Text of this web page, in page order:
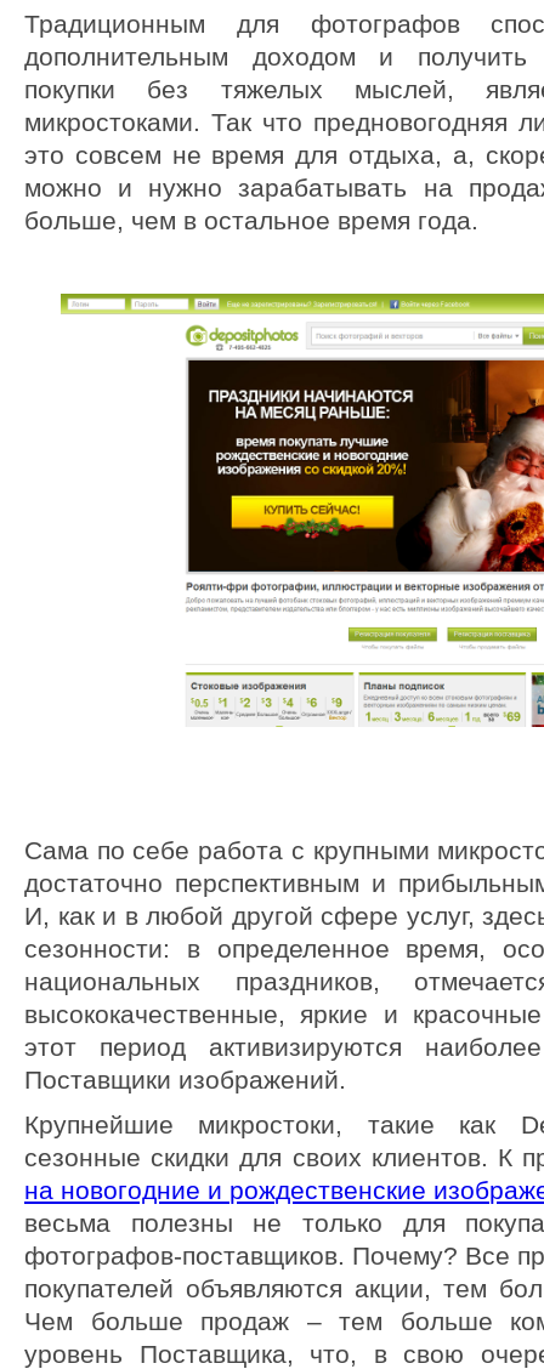
Традиционным для фотографов
дополнительным доходом и получить
покупки без тяжелых мыслей,
микростоками. Так что предновогодняя
это совсем не время для отдыха, а,
можно и нужно зарабатывать на
больше, чем в остальное время года.
Сама по себе работа с крупными
достаточно перспективным и
И, как и в любой другой сфере услуг,
сезонности: в определенное время,
национальных праздников,
высококачественные, яркие и
этот период активизируются
Поставщики изображений.
Крупнейшие микростоки, такие как
сезонные скидки для своих клиентов. К
на новогодние и рождественские
весьма полезны не только для
фотографов-поставщиков. Почему? Все
покупателей объявляются акции, тем
Чем больше продаж – тем больше
уровень Поставщика, что, в свою